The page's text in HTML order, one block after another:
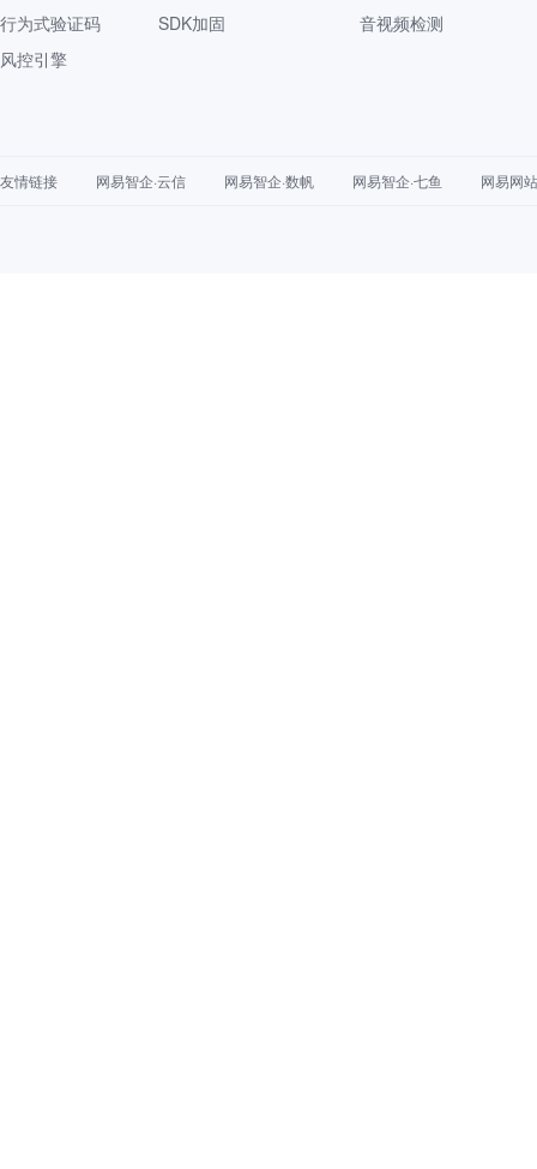
行为式验证码
风控引擎
SDK加固
音视频检测
友情链接 网易智企·云信 网易智企·数帆 网易智企·七鱼 网易网